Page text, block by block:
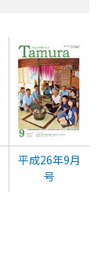
平成26年9月
号